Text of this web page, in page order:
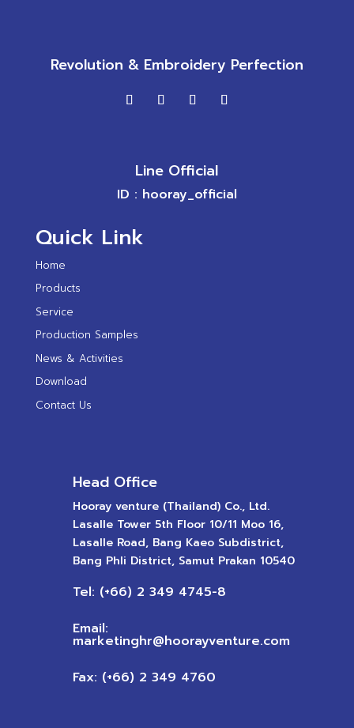
Revolution & Embroidery Perfection
Line Official
ID : hooray_official
Quick Link
Home
Products
Service
Production Samples
News & Activities
Download
Contact Us
Head Office
Hooray venture (Thailand) Co., Ltd.
Lasalle Tower 5th Floor 10/11 Moo 16,
Lasalle Road, Bang Kaeo Subdistrict,
Bang Phli District, Samut Prakan 10540
Tel: (+66) 2 349 4745-8
Email:
marketinghr@hoorayventure.com
Fax: (+66) 2 349 4760